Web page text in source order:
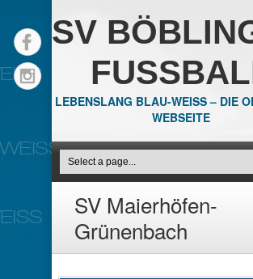
SV
LEBENSLANG BLAU-WEISS – DIE
WEBSEITE
SV Maierhöfen-
Grünenbach